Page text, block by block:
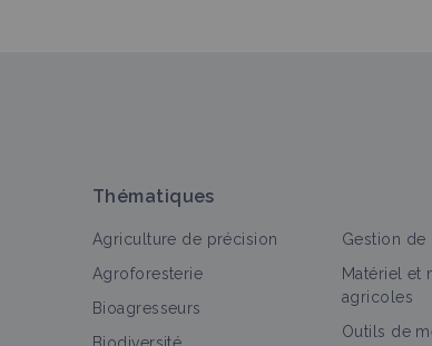
Thématiques
Agriculture de précision
Agroforesterie
Bioagresseurs
Gestion de
Matériel et
agricoles
Outils de